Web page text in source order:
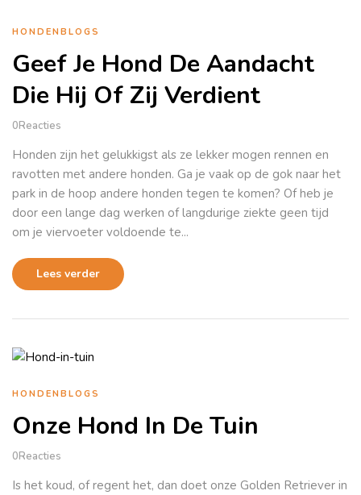
HONDENBLOGS
Geef Je Hond De Aandacht
Die Hij Of Zij Verdient
0Reacties
Honden zijn het gelukkigst als ze lekker mogen rennen en
ravotten met andere honden. Ga je vaak op de gok naar het
park in de hoop andere honden tegen te komen? Of heb je
door een lange dag werken of langdurige ziekte geen tijd
om je viervoeter voldoende te...
Lees verder
HONDENBLOGS
Onze Hond In De Tuin
0Reacties
Is het koud, of regent het, dan doet onze Golden Retriever in